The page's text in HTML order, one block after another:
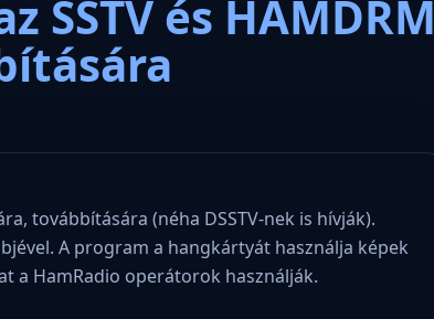
SSTV és HAMDRM
továbbítására (néha DSSTV-nek is hívják).
A program a hangkártyát használja képek
a HamRadio operátorok használják.